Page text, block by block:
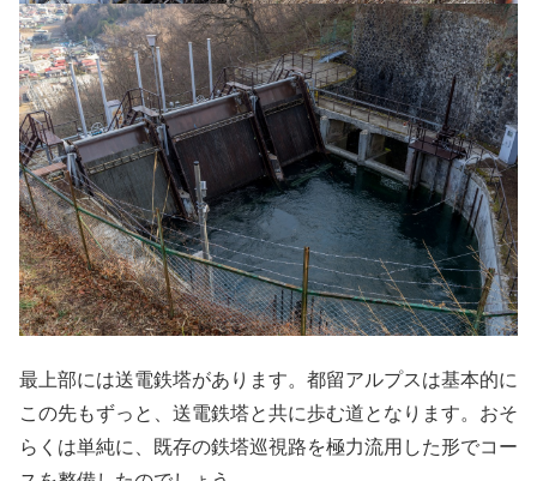
最上部には送電鉄塔があります。都留アルプスは基本的に
この先もずっと、送電鉄塔と共に歩む道となります。おそ
らくは単純に、既存の鉄塔巡視路を極力流用した形でコー